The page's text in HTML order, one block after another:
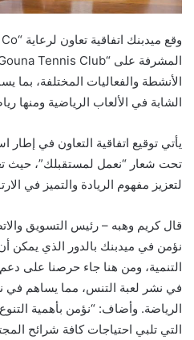
الأنشطة والفعاليات المختلفة،
الشابة في الألعاب الرياضية ومنها
يأتي توقيع اتفاقية التعاون في إطار
تحت شعار “نعمل لمستقبلك”، حيث
لتعزيز مفهوم الريادة والتميز في
قال كريم وهبه – رئيس التسويق
نؤمن في ميدبنك بالدور الذي يمكن
في نشر لعبة التنس، مما يساهم في
الرياضة. وأضاف: “نؤمن بأهمية
التي تلبي احتياجات كافة شرائح